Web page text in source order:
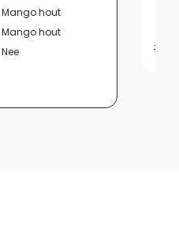
Mango hout
Mango hout
Nee